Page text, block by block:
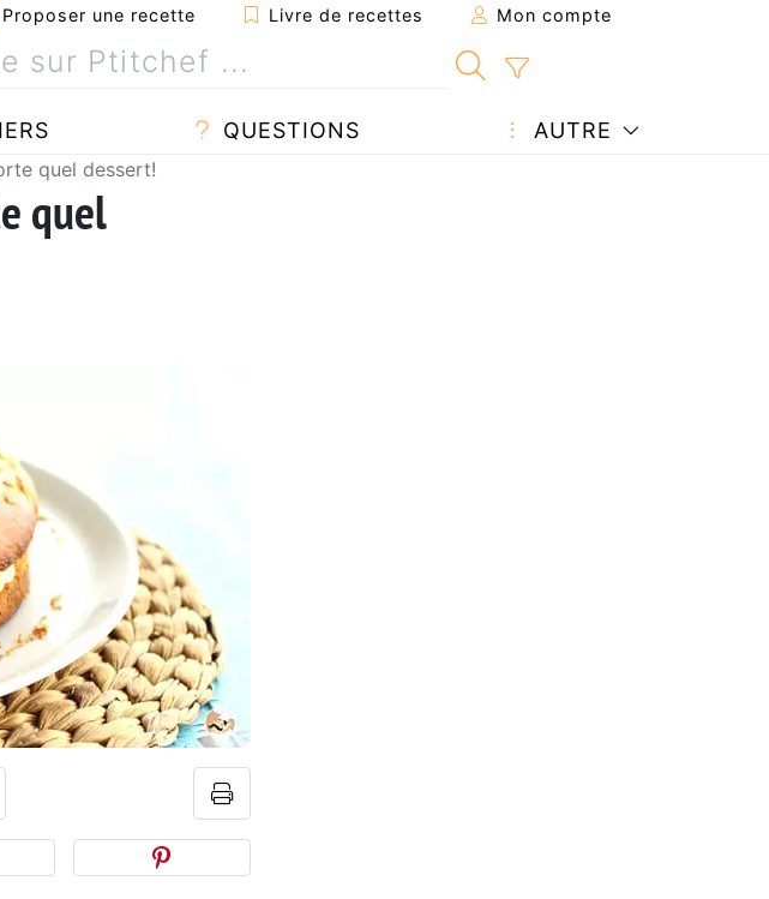
Proposer une recette Livre de recettes Mon compte
QUESTIONS AUTRE
quel dessert!
quel